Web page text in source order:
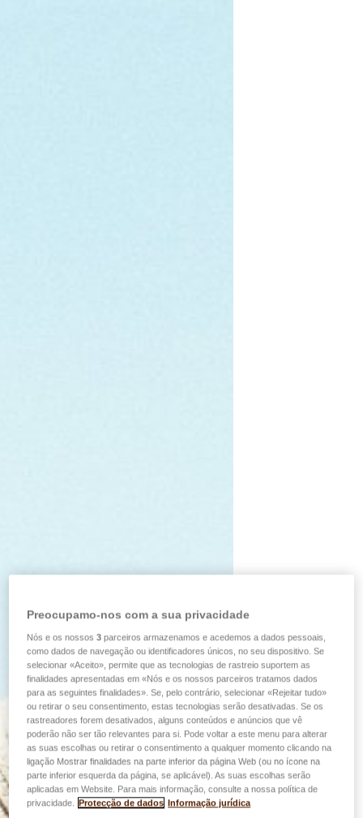
Preocupamo-nos com a sua privacidade
Nós e os nossos3 parceiros armazenamos e acedemos a dados pessoais,
como dados de navegação ou identificadores únicos, no seu dispositivo. Se
selecionar «Aceito», permite que as tecnologias de rastreio suportem as
finalidades apresentadas em «Nós e os nossos parceiros tratamos dados
para as seguintes finalidades». Se, pelo contrário, selecionar «Rejeitar tudo»
ou retirar o seu consentimento, estas tecnologias serão desativadas. Se os
rastreadores forem desativados, alguns conteúdos e anúncios que vê
poderão não ser tão relevantes para si. Pode voltar a este menu para alterar
as suas escolhas ou retirar o consentimento a qualquer momento clicando na
ligação Mostrar finalidades na parte inferior da página Web (ou no ícone na
parte inferior esquerda da página, se aplicável). As suas escolhas serão
aplicadas em Website. Para mais informação, consulte a nossa política de
privacidade.
Protecção de dados Informação jurídica